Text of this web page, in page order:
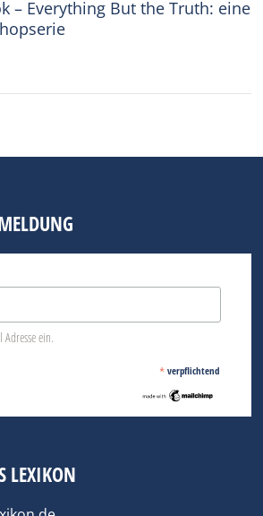
– Everything But the Truth: eine
ein.
* verpflichtend
LEXIKON